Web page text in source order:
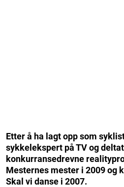
Etter å ha lagt opp som
sykkelekspert på TV og
konkurransedrevne
Mesternes mester i 2009 og
Skal vi danse i 2007.